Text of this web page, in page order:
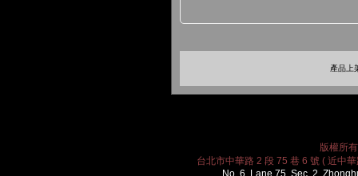
產品上
版權所
台北市中華路 2 段 75 巷 6 號 ( 近中
No. 6, Lane 75, Sec. 2,